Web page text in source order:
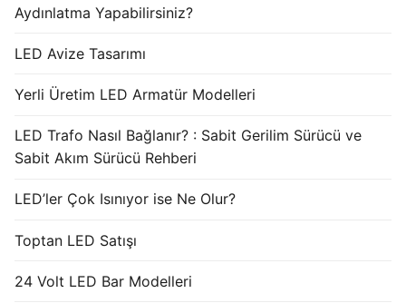
Aydınlatma Yapabilirsiniz?
LED Avize Tasarımı
Yerli Üretim LED Armatür Modelleri
LED Trafo Nasıl Bağlanır? : Sabit Gerilim Sürücü ve
Sabit Akım Sürücü Rehberi
LED’ler Çok Isınıyor ise Ne Olur?
Toptan LED Satışı
24 Volt LED Bar Modelleri